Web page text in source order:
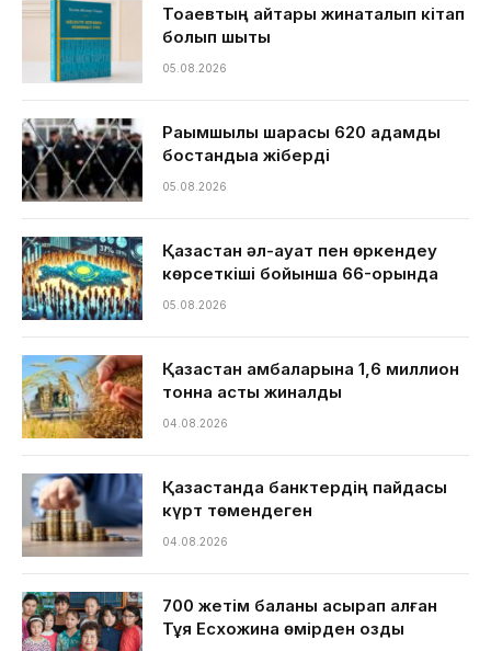
Тоқаевтың айтқары жинақталып кітап
болып шықты
05.08.2026
Рақымшылық шарасы 620 адамды
бостандыққа жіберді
05.08.2026
Қазақстан әл-ауқат пен өркендеу
көрсеткіші бойынша 66-орында
05.08.2026
Қазақстан қамбаларына 1,6 миллион
тонна астық жиналды
04.08.2026
Қазақстанда банктердің пайдасы
күрт төмендеген
04.08.2026
700 жетім баланы асырап алған
Тұяқ Есхожина өмірден озды